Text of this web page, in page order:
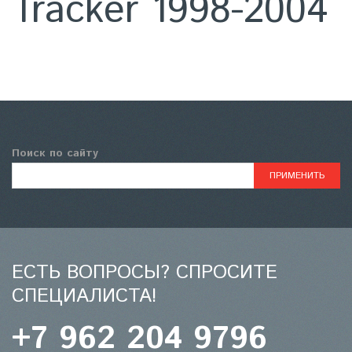
Поиск по сайту
ЕСТЬ ВОПРОСЫ? СПРОСИТЕ
СПЕЦИАЛИСТА!
+7 962 204 9796